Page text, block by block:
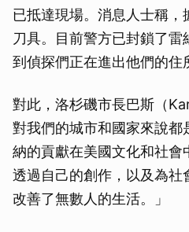
已抵達現場。消息人士稱
刀具。目前警方已封鎖了
到偵探們正在進出他們的住
對此，洛杉磯市長巴斯（
對我們的城市和國家來說都
納的貢獻在美國文化和社
透過自己的創作，以及為社
改善了無數人的生活。」